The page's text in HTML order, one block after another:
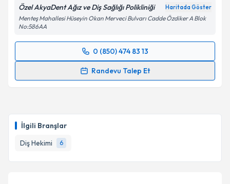
İlgili Branşlar
Diş Hekimi
6
Özel AkyaDent Ağız ve Diş Sağlığı Polikliniği Haritada Göster
Menteş Mahallesi Hüseyin Okan Merveci Bulvarı Cadde Özdiker A Blok
No:586AA
0 (850) 474 83 13
Randevu Talep Et
Randevu Takvimi Talebi
E-posta Adresiniz
Kişisel verilerimin işlenmesine ilişkin